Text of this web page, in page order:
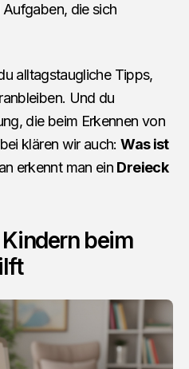
die sich
alltagstaugliche Tipps,
Und du
die beim Erkennen von
klären wir auch:Was ist
erkennt man ein Dreieck
beim